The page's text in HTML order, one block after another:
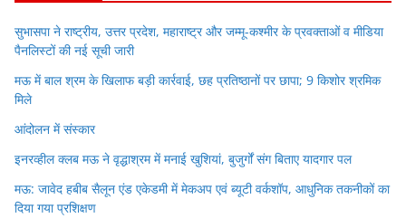
सुभासपा ने राष्ट्रीय, उत्तर प्रदेश, महाराष्ट्र और जम्मू-कश्मीर के प्रवक्ताओं व मीडिया
पैनलिस्टों की नई सूची जारी
मऊ में बाल श्रम के खिलाफ बड़ी कार्रवाई, छह प्रतिष्ठानों पर छापा; 9 किशोर श्रमिक
मिले
आंदोलन में संस्कार
इनरव्हील क्लब मऊ ने वृद्धाश्रम में मनाई खुशियां, बुजुर्गों संग बिताए यादगार पल
मऊ: जावेद हबीब सैलून एंड एकेडमी में मेकअप एवं ब्यूटी वर्कशॉप, आधुनिक तकनीकों का
दिया गया प्रशिक्षण